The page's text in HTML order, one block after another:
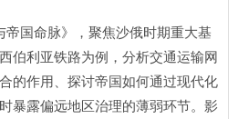
帝国命脉》，聚焦沙俄时期重大基
伯利亚铁路为例，分析交通运输网
的作用、探讨帝国如何通过现代化
暴露偏远地区治理的薄弱环节。影